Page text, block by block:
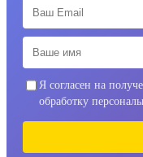
Я согласен на
обработку